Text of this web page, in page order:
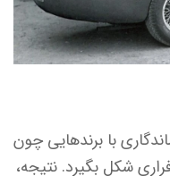
با برندهایی چون
شکل بگیرد. نتیجه،